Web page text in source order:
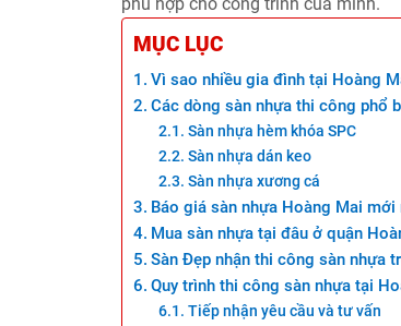
MỤC LỤC
Vì sao nhiều gia đình tại Hoàng
Các dòng sàn nhựa thi công phổ
Sàn nhựa hèm khóa SPC
Sàn nhựa dán keo
Sàn nhựa xương cá
Báo giá sàn nhựa Hoàng Mai mới
Mua sàn nhựa tại đâu ở quận
Sàn Đẹp nhận thi công sàn nhựa
Quy trình thi công sàn nhựa tại
Tiếp nhận yêu cầu và tư vấn